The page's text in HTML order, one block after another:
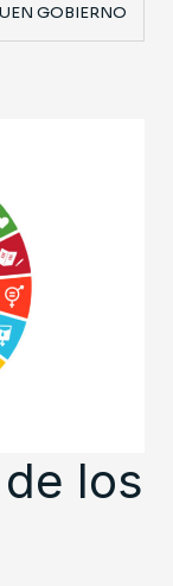
GOBIERNO
los